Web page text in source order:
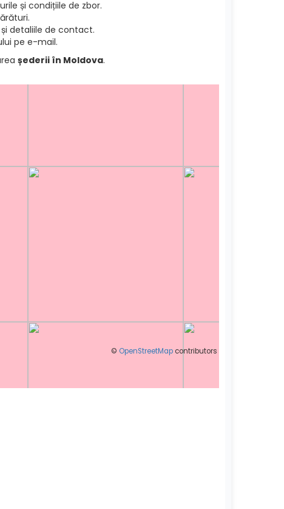
și condițiile de zbor.
detaliile de contact.
pe e-mail.
șederii în Moldova.
© OpenStreetMap contributors